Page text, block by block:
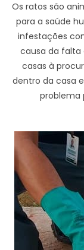
Os ratos são
para a saúde
infestações
causa da falta
casas à
dentro da casa
problema